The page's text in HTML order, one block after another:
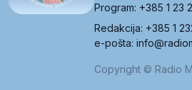
Program: +385 1 23
Redakcija: +385 1
e-pošta:
Copyright © Radio